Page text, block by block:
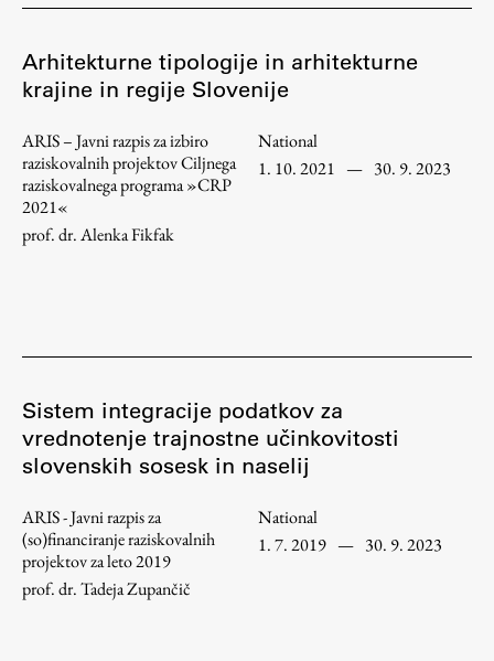
Research
Work
Publishing
Collections
FA-ZA
Arhitekturne tipologije in arhitekturne
krajine in regije Slovenije
ARIS – Javni razpis za izbiro
raziskovalnih projektov Ciljnega
raziskovalnega programa »CRP
2021«
prof. dr. Alenka Fikfak
National
1. 10. 2021 — 30. 9. 2023
Sistem integracije podatkov za
vrednotenje trajnostne učinkovitosti
slovenskih sosesk in naselij
ARIS - Javni razpis za
(so)financiranje raziskovalnih
projektov za leto 2019
prof. dr. Tadeja Zupančič
National
1. 7. 2019 — 30. 9. 2023